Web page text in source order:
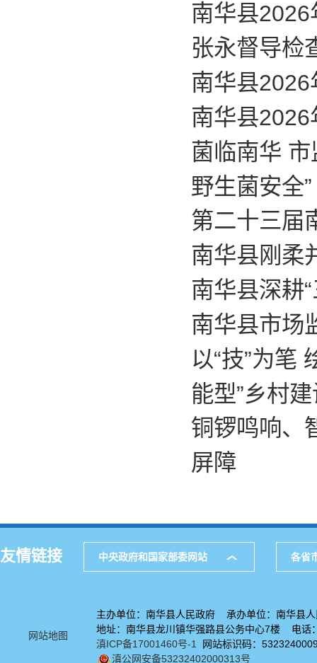
南华县
张永督导检
南华县
南华县
菌临南华
野生菌安全”
第二十三届
南华县刚柔
南华县深耕
南华县市场
以“技”为笔
能型”乡村
铜锣鸣响、
屏障
友情链接 中央政府和国家部委网站 各省
网站地图
主办单位：南华县人民政府 承办单位：南华县人
地址：南华县龙川镇华强路县公务中心7楼 电
滇ICP备17001460号-1 网站标识码：
滇公网安备53232402000313号